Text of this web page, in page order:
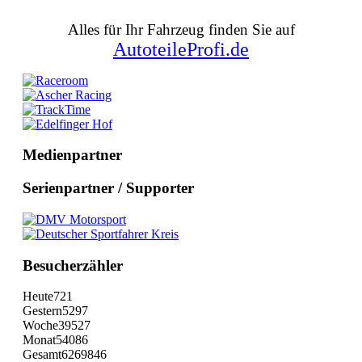
Alles für Ihr Fahrzeug finden Sie auf
AutoteileProfi.de
Medienpartner
Serienpartner / Supporter
Besucherzähler
Heute721
Gestern5297
Woche39527
Monat54086
Gesamt6269846